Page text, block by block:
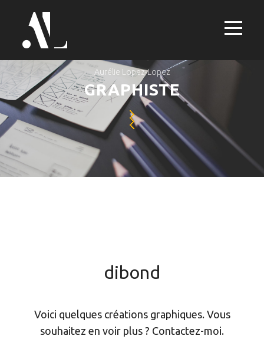
Aurélie Lopez-Lopez
GRAPHISTE
dibond
Voici quelques créations graphiques. Vous
souhaitez en voir plus ? Contactez-moi.